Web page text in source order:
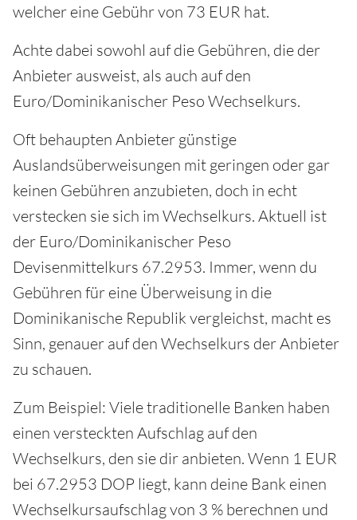
welcher eine Gebühr von 73 EUR hat.
Achte dabei sowohl auf die Gebühren, die der
Anbieter ausweist, als auch auf den
Euro/Dominikanischer Peso Wechselkurs.
Oft behaupten Anbieter günstige
Auslandsüberweisungen mit geringen oder gar
keinen Gebühren anzubieten, doch in echt
verstecken sie sich im Wechselkurs. Aktuell ist
der Euro/Dominikanischer Peso
Devisenmittelkurs 67.2953. Immer, wenn du
Gebühren für eine Überweisung in die
Dominikanische Republik vergleichst, macht es
Sinn, genauer auf den Wechselkurs der Anbieter
zu schauen.
Zum Beispiel: Viele traditionelle Banken haben
einen versteckten Aufschlag auf den
Wechselkurs, den sie dir anbieten. Wenn 1 EUR
bei 67.2953 DOP liegt, kann deine Bank einen
Wechselkursaufschlag von 3 % berechnen und